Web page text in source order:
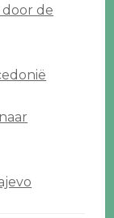
door de